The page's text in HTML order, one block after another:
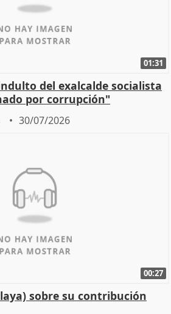
01:31
del exalcalde socialista
por corrupción"
30/07/2026
00:27
sobre su contribución